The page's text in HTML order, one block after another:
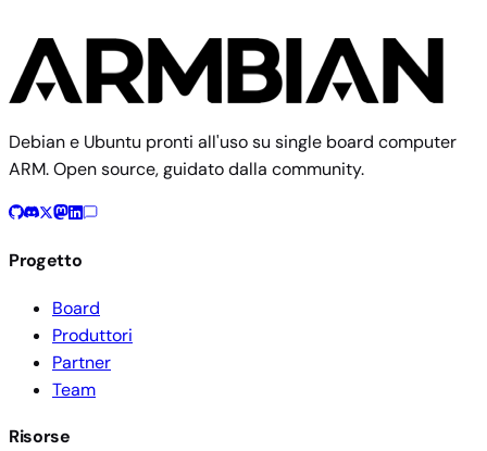
Debian e Ubuntu pronti all'uso su single board computer
ARM. Open source, guidato dalla community.
Progetto
Board
Produttori
Partner
Team
Risorse